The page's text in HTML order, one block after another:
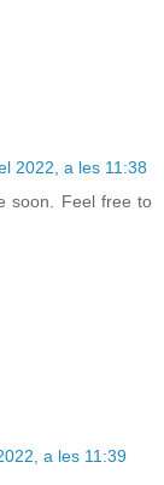
2022, a les 11:38
soon. Feel free to
a les 11:39